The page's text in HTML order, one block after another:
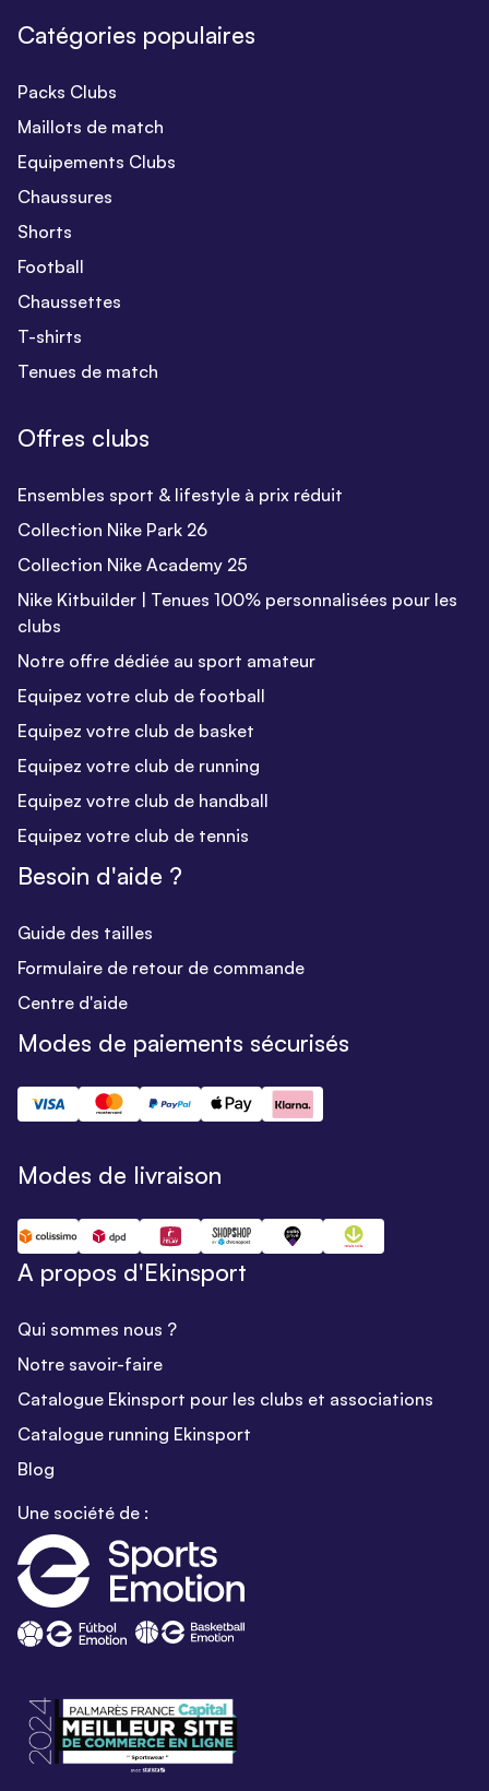
Catégories populaires
Packs Clubs
Maillots de match
Equipements Clubs
Chaussures
Shorts
Football
Chaussettes
T-shirts
Tenues de match
Offres clubs
Ensembles sport & lifestyle à prix réduit
Collection Nike Park 26
Collection Nike Academy 25
Nike Kitbuilder | Tenues 100% personnalisées pour les
clubs
Notre offre dédiée au sport amateur
Equipez votre club de football
Equipez votre club de basket
Equipez votre club de running
Equipez votre club de handball
Equipez votre club de tennis
Besoin d'aide ?
Guide des tailles
Formulaire de retour de commande
Centre d'aide
Modes de paiements sécurisés
Modes de livraison
A propos d'Ekinsport
Qui sommes nous ?
Notre savoir-faire
Catalogue Ekinsport pour les clubs et associations
Catalogue running Ekinsport
Blog
Une société de :